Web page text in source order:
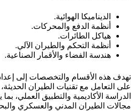
الديناميكا الهوائية.
أنظمة الدفع والمحركات.
هياكل الطائرات.
أنظمة التحكم والطيران الآلي.
هندسة الفضاء والأقمار الصناعية.
تهدف هذه الأقسام والتخصصات إلى
على التعامل مع تقنيات الطيران
الدراسة الأكاديمية والتطبيق العملي،
مجالات الطيران المدني والعسكري